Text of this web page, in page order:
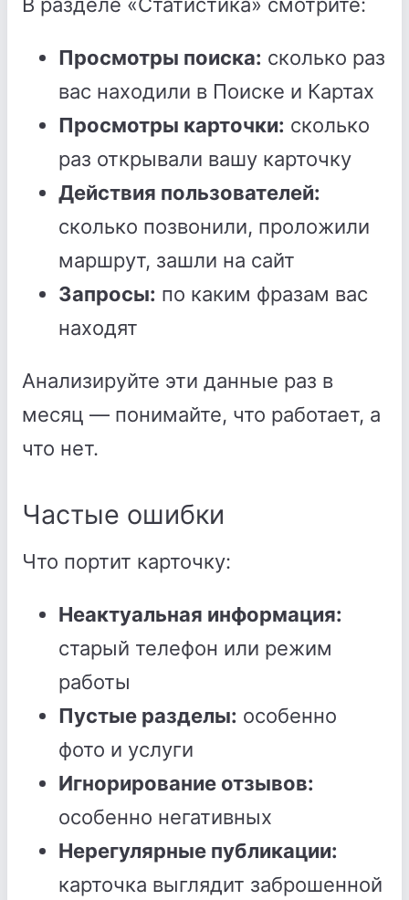
Просмотры поиска: сколько раз
вас находили в Поиске и Картах
Просмотры карточки: сколько
раз открывали вашу карточку
Действия пользователей:
сколько позвонили, проложили
маршрут, зашли на сайт
Запросы: по каким фразам вас
находят
Анализируйте эти данные раз в
месяц — понимайте, что работает, а
что нет.
Частые ошибки
Что портит карточку:
Неактуальная информация:
старый телефон или режим
работы
Пустые разделы: особенно
фото и услуги
Игнорирование отзывов:
особенно негативных
Нерегулярные публикации:
карточка выглядит заброшенной